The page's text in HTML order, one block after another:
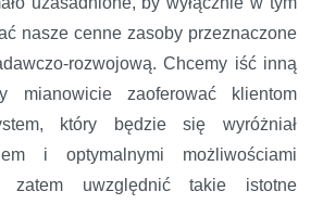
nasze cenne zasoby przeznaczone
rozwojową. Chcemy iść inną
mianowicie zaoferować klientom
który będzie się wyróżniał
i optymalnymi możliwościami
zatem uwzględnić takie istotne